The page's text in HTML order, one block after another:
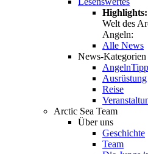
Highlights:
Welt des
Angeln:
Alle News
News-Kategorien
Angeln
Ausrüstung
Reise
Arctic Sea Team
Über uns
Geschichte
Team